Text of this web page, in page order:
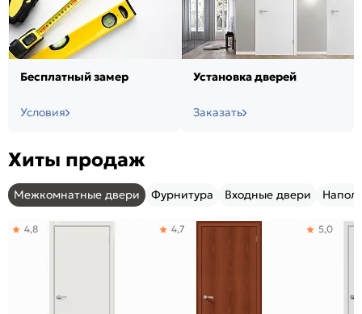
Бесплатный замер
Условия
Установка дверей
Заказать
Хиты продаж
Межкомнатные двери Фурнитура Входные двери
4,8 4,7 5,0